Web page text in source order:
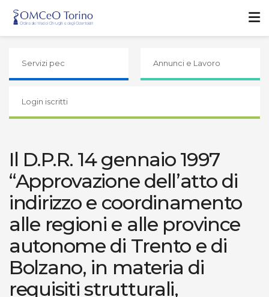
Servizi pec Annunci e Lavoro
Login iscritti
Il D.P.R. 14 gennaio 1997
“Approvazione dell’atto di
indirizzo e coordinamento
alle regioni e alle province
autonome di Trento e di
Bolzano, in materia di
requisiti strutturali,